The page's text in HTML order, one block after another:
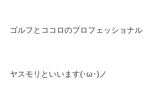
ゴルフとココロのプロフェッショナル
ヤスモリといいます(･ω･)ノ